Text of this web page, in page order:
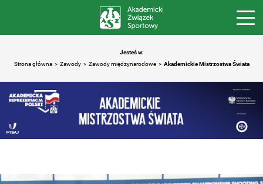
Jesteś w:
Strona główna
Zawody Zawody międzynarodowe Akademickie Mistrzostwa Świata